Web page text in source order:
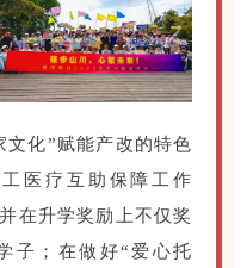
文化”赋能产改的特色
医疗互助保障工作
在升学奖励上不仅奖
子；在做好“爱心托